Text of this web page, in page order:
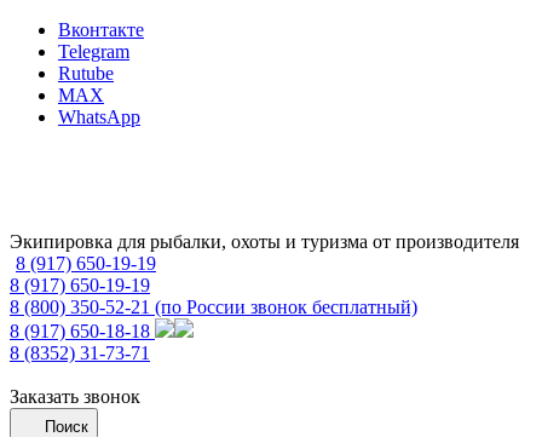
Вконтакте
Telegram
Rutube
MAX
WhatsApp
Экипировка для рыбалки, охоты и туризма от производителя
8 (917) 650-19-19
8 (917) 650-19-19
8 (800) 350-52-21 (по России звонок бесплатный)
8 (917) 650-18-18
8 (8352) 31-73-71
Заказать звонок
Поиск